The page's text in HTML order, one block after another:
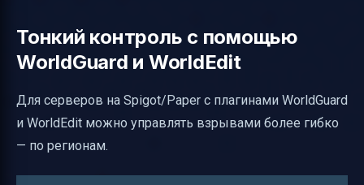
Тонкий контроль с помощью
WorldGuard и WorldEdit
Для серверов на Spigot/Paper с плагинами WorldGuard
и WorldEdit можно управлять взрывами более гибко
— по регионам.